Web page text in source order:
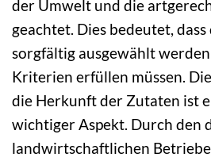
der Umwelt und die
geachtet. Dies bedeutet,
sorgfältig ausgewählt
Kriterien erfüllen müssen.
die Herkunft der Zutaten ist
wichtiger Aspekt. Durch den
landwirtschaftlichen